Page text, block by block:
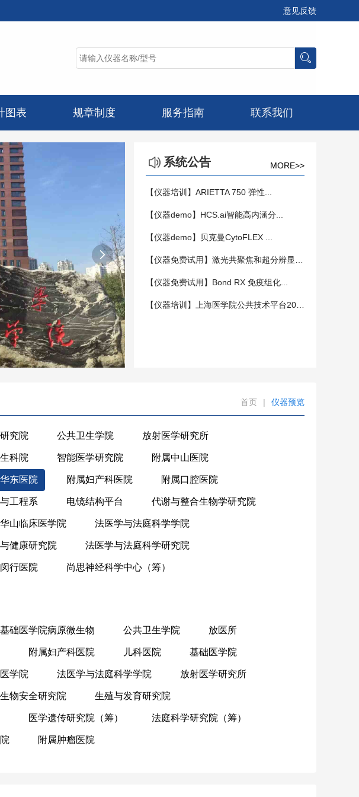
意见反馈
图表 规章制度 服务指南 联系我们

系统公告 MORE>>
【仪器培训】ARIETTA 750 弹性...
【仪器demo】HCS.ai智能高内涵分...
【仪器demo】贝克曼CytoFLEX ...
【仪器免费试用】Bond RX 免疫组化...
首页 | 仪器预览
究院 公共卫生学院 放射医学研究所
生科院 智能医学研究院 附属中山医院
东医院 附属妇产科医院 附属口腔医院
工程系 电镜结构平台 代谢与整合生物学研究院
华山临床医学院 法医学与法庭科学学院
健康研究院 法医学与法庭科学研究院
行医院 尚思神经科学中心（筹）
基础医学院病原微生物 公共卫生学院 放医所
附属妇产科医院 儿科医院 基础医学院
学院 法医学与法庭科学学院 放射医学研究所
物安全研究院 生殖与发育研究院
医学遗传研究院（筹） 法庭科学研究院（筹）
附属肿瘤医院